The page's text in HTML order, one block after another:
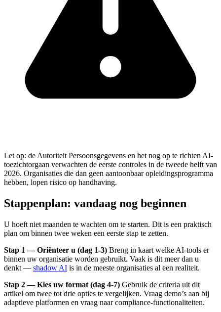
Let op: de Autoriteit Persoonsgegevens en het nog op te richten AI-
toezichtorgaan verwachten de eerste controles in de tweede helft van
2026. Organisaties die dan geen aantoonbaar opleidingsprogramma
hebben, lopen risico op handhaving.
Stappenplan: vandaag nog beginnen
U hoeft niet maanden te wachten om te starten. Dit is een praktisch
plan om binnen twee weken een eerste stap te zetten.
Stap 1 — Oriënteer u (dag 1-3) Breng in kaart welke AI-tools er
binnen uw organisatie worden gebruikt. Vaak is dit meer dan u
denkt — shadow AI is in de meeste organisaties al een realiteit.
Stap 2 — Kies uw format (dag 4-7) Gebruik de criteria uit dit
artikel om twee tot drie opties te vergelijken. Vraag demo’s aan bij
adaptieve platformen en vraag naar compliance-functionaliteiten.